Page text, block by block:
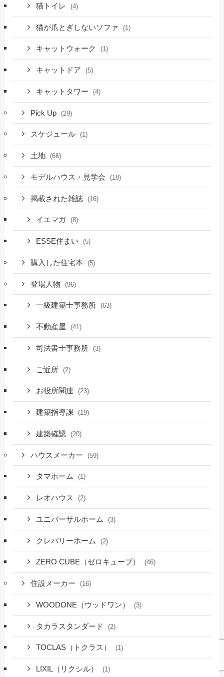
猫トイレ (4)
猫が爪とぎしないソファ (1)
キャットウォーク (1)
キャットドア (5)
キャットタワー (4)
Pick Up (29)
スケジュール (1)
土地 (66)
モデルハウス・見学会 (18)
掲載された雑誌 (16)
イエマガ (8)
ESSE住まい (5)
購入した住宅本 (5)
登場人物 (96)
一級建築士事務所 (63)
不動産屋 (41)
司法書士事務所 (3)
ご近所 (2)
お役所関連 (23)
建築指導課 (19)
建築確認 (20)
ハウスメーカー (59)
タマホーム (1)
レオハウス (2)
ユニバーサルホーム (3)
クレバリーホーム (2)
ZERO CUBE（ゼロキューブ） (46)
住設メーカー (16)
WOODONE（ウッドワン） (3)
タカラスタンダード (2)
TOCLAS（トクラス） (1)
LIXIL（リクシル） (1)